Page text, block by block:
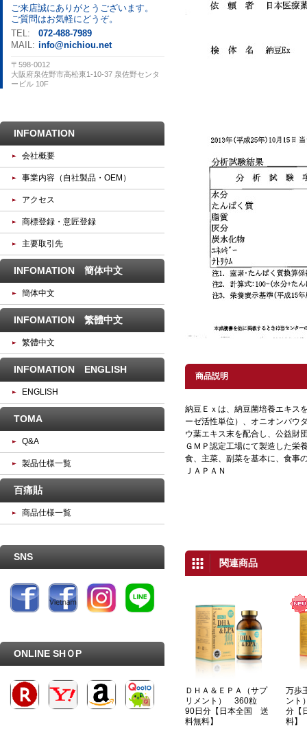
商品説明
納豆Ｅｘは、納豆菌培養エキス
ーゼ活性単位）、オニオンバウ
ウ葉エキス末を配合し、公益
ＧＭＰ認定工場にて製造した栄
食、主菜、副菜を基本に、食
ＪＡＰＡＮ
関連商品
ＤＨＡ＆ＥＰＡ（サプ
リメント） 360粒
90日分【日本全国 送
料無料】
万歩
ン
分【
料】
ご来店誠にありがとうございます。
ご質問はお気軽にどうぞ。
TEL:
072-488-7989
MAIL: info@nichiou.net
〒598-0012
大阪府泉佐野市高松東1-10-37 泉佐野センタ
ービル 10F
INFOMATION
会社概要
事業内容（自社製品・OEM）
アクセス
商標登録・意匠登録
主要取引先
INFOMATION 簡体中文
簡体中文
INFOMATION 繁體中文
繁體中文
INFOMATION ENGLISH
ENGLISH
TOMA
Q&A
製品仕様一覧
百痛貼
商品仕様一覧
SNS
ONLINE SHＯP